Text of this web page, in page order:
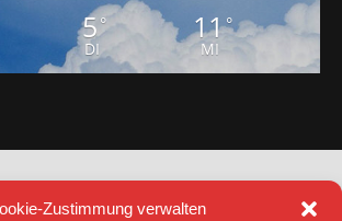
Zustimmung verwalten
5°
DI
11°
MI